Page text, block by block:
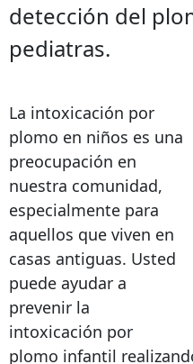
detección del
pediatras.
La intoxicación por
plomo en niños es una
preocupación en
nuestra comunidad,
especialmente para
aquellos que viven en
casas antiguas. Usted
puede ayudar a
prevenir la
intoxicación por
plomo infantil